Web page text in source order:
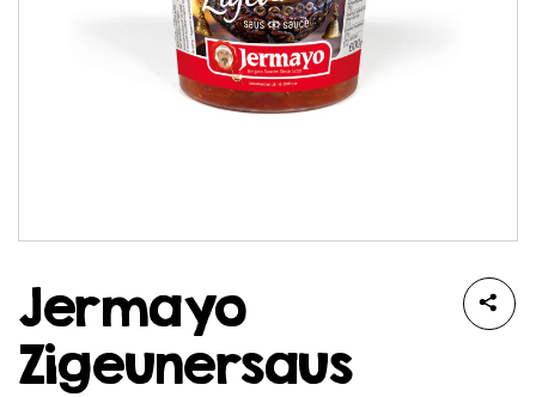
Jermayo
Zigeunersaus